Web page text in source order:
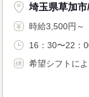
埼玉県草加市
時給3,500円～
16：30〜22：
希望シフトに